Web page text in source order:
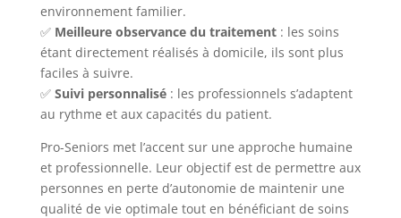
environnement familier.
✅ Meilleure observance du traitement: les soins
étant directement réalisés à domicile, ils sont plus
faciles à suivre.
✅ Suivi personnalisé: les professionnels s’adaptent
au rythme et aux capacités du patient.
Pro-Seniors met l’accent sur une approche humaine
et professionnelle. Leur objectif est de permettre aux
personnes en perte d’autonomie de maintenir une
qualité de vie optimale tout en bénéficiant de soins